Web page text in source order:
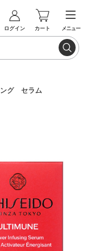
ログイン カート メニュー
グ セラム